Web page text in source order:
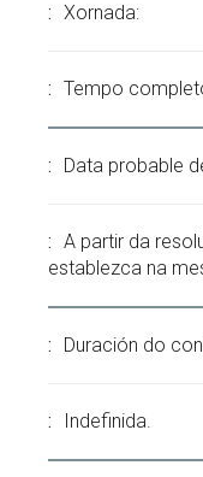
Xornada:
Tempo
Data probable
A partir da
establezca na
Duración do
Indefinida.